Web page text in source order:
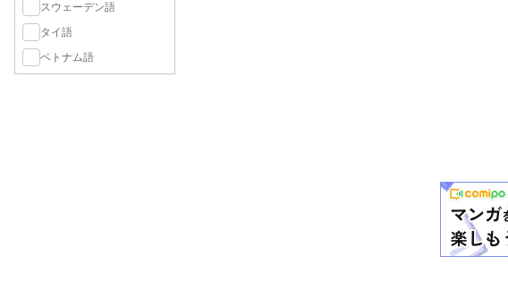
スウェーデン語
タイ語
ベトナム語